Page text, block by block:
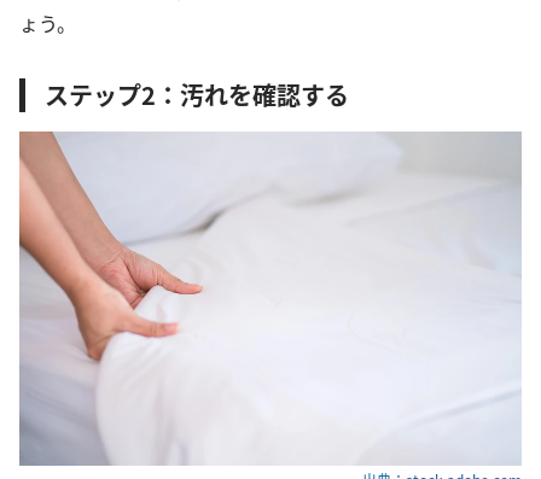
ょう。
ステップ2：汚れを確認する